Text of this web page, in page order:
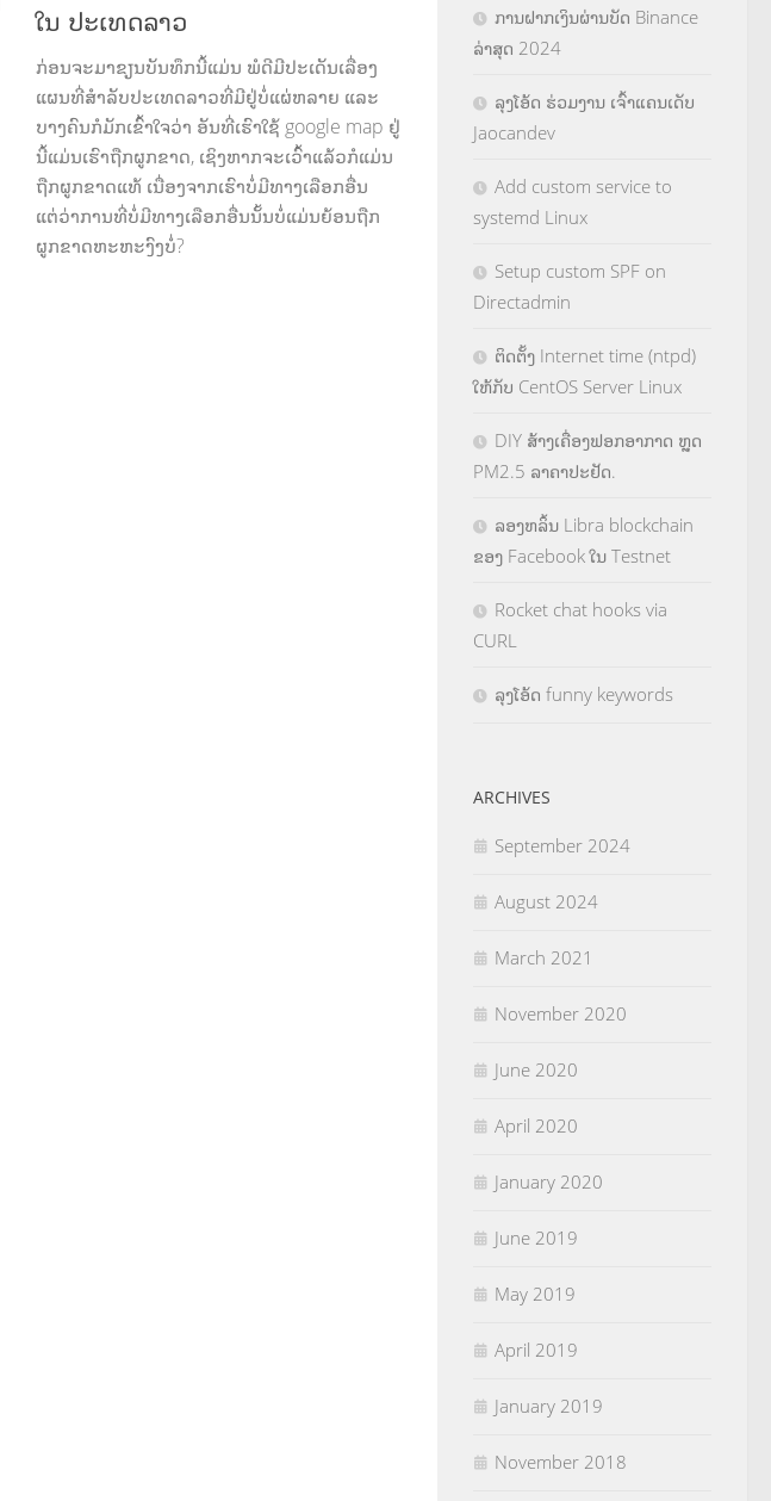
ໃນ ປະເທດລາວ
ກ່ອນຈະມາຂຽນບັນທຶກນີ້ແມ່ນ ພໍດີມີປະເດັນເລື່ອງ
ແຜນທີ່ສຳລັບປະເທດລາວທີ່ມີຢູ່ບໍ່ແຜ່ຫລາຍ ແລະ
ບາງຄົນກໍມັກເຂົ້າໃຈວ່າ ອັນທີ່ເຮົາໃຊ້ google map ຢູ່
ນີ້ແມ່ນເຮົາຖືກຜູກຂາດ, ເຊິງຫາກຈະເວົ້າແລ້ວກໍແມ່ນ
ຖືກຜູກຂາດແທ້ ເນື່ອງຈາກເຮົາບໍ່ມີທາງເລືອກອື່ນ
ແຕ່ວ່າການທີ່ບໍ່ມີທາງເລືອກອື່ນນັ້ນບໍ່ແມ່ນຍ້ອນຖືກ
ຜູກຂາດຫະຫະງົງບໍ່?
ການຝາກເງິນຜ່ານບັດ Binance
ລ່າສຸດ 2024
ລຸງໂອ້ດ ຮ່ວມງານ ເຈົ້າແຄນເດັບ
Jaocandev
Add custom service to
systemd Linux
Setup custom SPF on
Directadmin
ຕິດຕັ້ງ Internet time (ntpd)
ໃຫ້ກັບ CentOS Server Linux
DIY ສ້າງເຄື່ອງຟອກອາກາດ ຫຼຸດ
PM2.5 ລາຄາປະຢັດ.
ລອງຫລິ້ນ Libra blockchain
ຂອງ Facebook ໃນ Testnet
Rocket chat hooks via
CURL
ລຸງໂອ້ດ funny keywords
ARCHIVES
September 2024
August 2024
March 2021
November 2020
June 2020
April 2020
January 2020
June 2019
May 2019
April 2019
January 2019
November 2018